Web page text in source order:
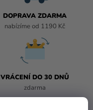
DOPRAVA ZDARMA
nabízíme od 1190 Kč
VRÁCENÍ DO 30 DNŮ
zdarma